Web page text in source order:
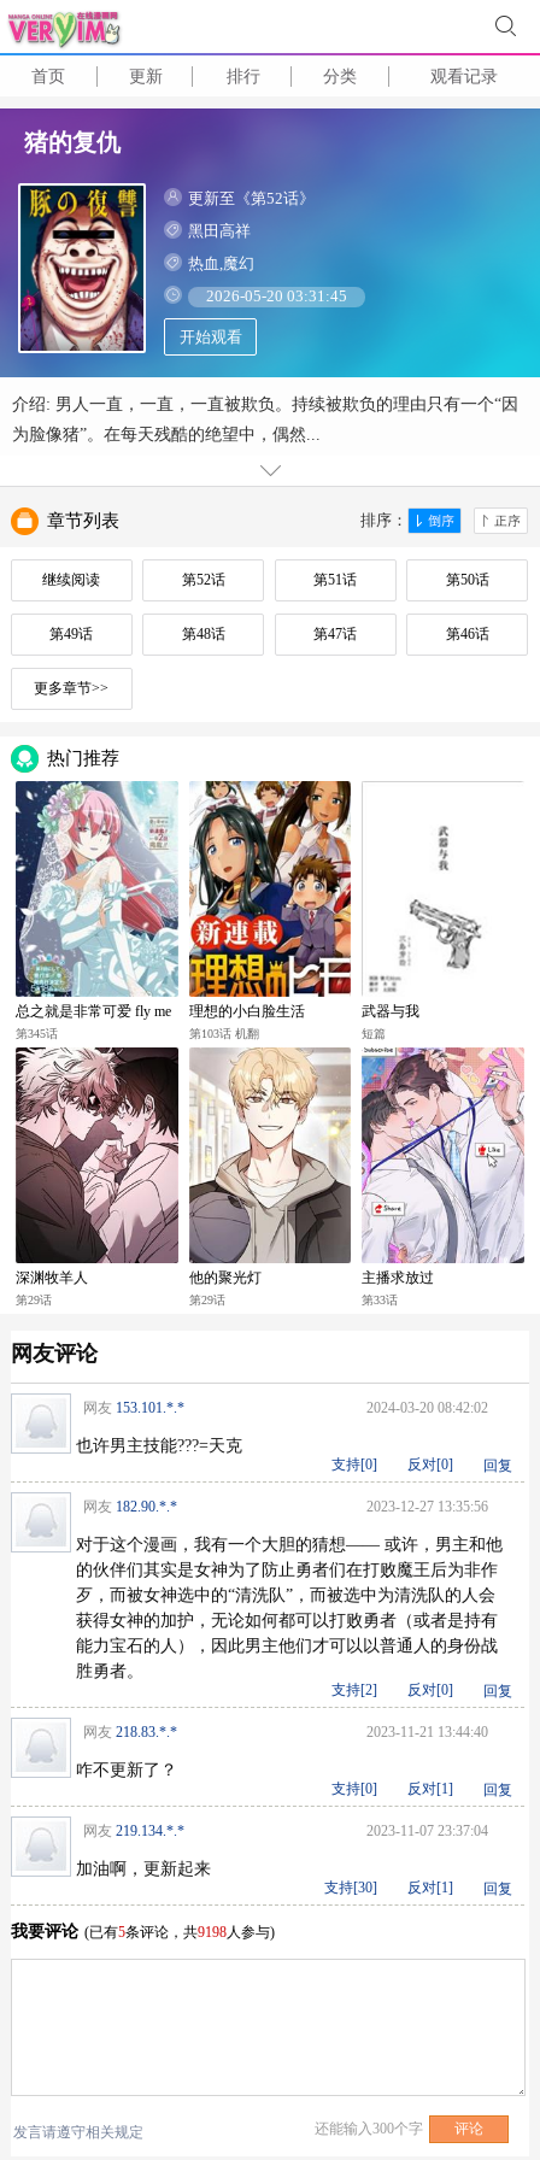
首页 更新 排行 分类 观看记录
猪的复仇
更新至《第52话》
黑田高祥
热血,魔幻
2026-05-20 03:31:45
开始观看
介绍: 男人一直，一直，一直被欺负。持续被欺负的理由只有一个“因
为脸像猪”。在每天残酷的绝望中，偶然...
排序：
章节列表
继续阅读 第52话 第51话 第50话
第49话 第48话 第47话 第46话
更多章节>>
热门推荐
总之就是非常可爱 fly me
to the moon
第345话
理想的小白脸生活
第103话 机翻
武器与我
短篇
深渊牧羊人
第29话
他的聚光灯
第29话
主播求放过
第33话
网友评论
网友 153.101.*.* 2024-03-20 08:42:02
也许男主技能???=天克
回复
反对[0]
支持[0]
网友 182.90.*.* 2023-12-27 13:35:56
对于这个漫画，我有一个大胆的猜想—— 或许，男主和他
的伙伴们其实是女神为了防止勇者们在打败魔王后为非作
歹，而被女神选中的“清洗队”，而被选中为清洗队的人会
获得女神的加护，无论如何都可以打败勇者（或者是持有
能力宝石的人），因此男主他们才可以以普通人的身份战
胜勇者。
回复
反对[0]
支持[2]
网友 218.83.*.* 2023-11-21 13:44:40
咋不更新了？
回复
反对[1]
支持[0]
网友 219.134.*.* 2023-11-07 23:37:04
加油啊，更新起来
回复
反对[1]
支持[30]
我要评论 (已有5条评论，共9198人参与)
发言请遵守相关规定 还能输入300个字